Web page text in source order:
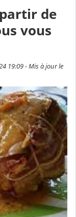
de
vous
19:09 - Mis à jour le